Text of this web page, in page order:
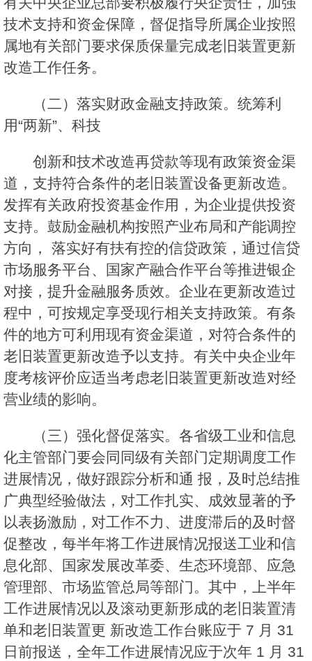
技术支持和资金保障，督促指导所属企业按照
属地有关部门要求保质保量完成老旧装置更新
改造工作任务。
（二）落实财政金融支持政策。统筹利
用“两新”、科技
创新和技术改造再贷款等现有政策资金渠
道，支持符合条件的老旧装置设备更新改造。
发挥有关政府投资基金作用，为企业提供投资
支持。鼓励金融机构按照产业布局和产能调控
方向， 落实好有扶有控的信贷政策，通过信贷
市场服务平台、国家产融合作平台等推进银企
对接，提升金融服务质效。企业在更新改造过
程中，可按规定享受现行相关支持政策。有条
件的地方可利用现有资金渠道，对符合条件的
老旧装置更新改造予以支持。有关中央企业年
度考核评价应适当考虑老旧装置更新改造对经
营业绩的影响。
（三）强化督促落实。各省级工业和信息
化主管部门要会同同级有关部门定期调度工作
进展情况，做好跟踪分析和通 报，及时总结推
广典型经验做法，对工作扎实、成效显著的予
以表扬激励，对工作不力、进度滞后的及时督
促整改，每半年将工作进展情况报送工业和信
息化部、国家发展改革委、生态环境部、应急
管理部、市场监管总局等部门。其中，上半年
工作进展情况以及滚动更新形成的老旧装置清
单和老旧装置更 新改造工作台账应于 7 月 31
日前报送，全年工作进展情况应于次年 1 月 31